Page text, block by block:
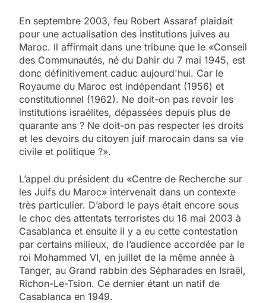
En septembre 2003, feu Robert Assaraf plaidait
pour une actualisation des institutions juives au
Maroc. Il affirmait dans une tribune que le «Conseil
des Communautés, né du Dahir du 7 mai 1945, est
donc définitivement caduc aujourd'hui. Car le
Royaume du Maroc est indépendant (1956) et
constitutionnel (1962). Ne doit-on pas revoir les
institutions israélites, dépassées depuis plus de
quarante ans ? Ne doit-on pas respecter les droits
et les devoirs du citoyen juif marocain dans sa vie
civile et politique ?».
L’appel du président du «Centre de Recherche sur
les Juifs du Maroc» intervenait dans un contexte
très particulier. D’abord le pays était encore sous
le choc des attentats terroristes du 16 mai 2003 à
Casablanca et ensuite il y a eu cette contestation
par certains milieux, de l’audience accordée par le
roi Mohammed VI, en juillet de la même année à
Tanger, au Grand rabbin des Sépharades en Israël,
Richon-Le-Tsion. Ce dernier étant un natif de
Casablanca en 1949.